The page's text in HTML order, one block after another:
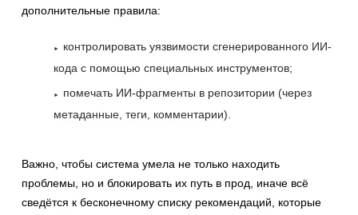
дополнительные правила:
контролировать уязвимости сгенерированного ИИ-
кода с помощью специальных инструментов;
помечать ИИ-фрагменты в репозитории (через
метаданные, теги, комментарии).
Важно, чтобы система умела не только находить
проблемы, но и блокировать их путь в прод, иначе всё
сведётся к бесконечному списку рекомендаций, которые